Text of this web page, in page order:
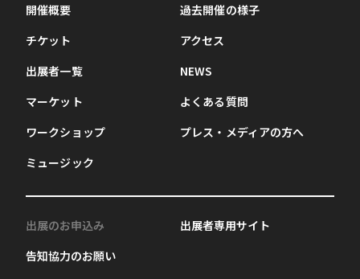
開催概要
チケット
出展者一覧
マーケット
ワークショップ
ミュージック
過去開催の様子
アクセス
NEWS
よくある質問
プレス・メディアの方へ
出展のお申込み
告知協力のお願い
出展者専用サイト